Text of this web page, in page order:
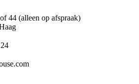
44 (alleen op afspraak)